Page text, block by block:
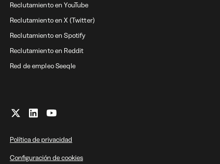
Reclutamiento en YouTube
Reclutamiento en X (Twitter)
Reclutamiento en Spotify
Reclutamiento en Reddit
Red de empleo Seeqle
Política de privacidad
Configuración de cookies